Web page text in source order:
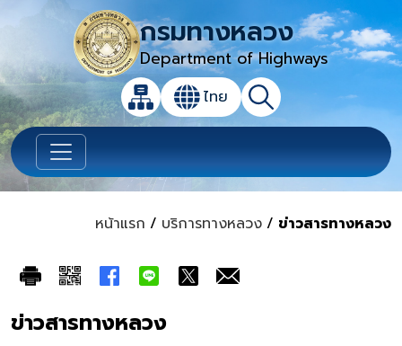
กรมทางหลวง
Department of Highways
แผนผังเว็บไซต์
เปลี่ยนภาษา
ไทย ค้นหา
เปิดกล่องค้นหาข้อมูลหลักของเว็บไซต์
หน้าแรก / บริการทางหลวง / ข่าวสารทางหลวง
ข่าวสารทางหลวง